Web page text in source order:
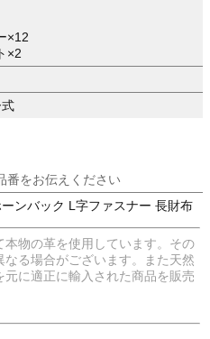
×12
×2
番をお伝えください
ンバック L字ファスナー 長財布
物の革を使用しています。その
る場合がございます。また天然
に適正に輸入された商品を販売